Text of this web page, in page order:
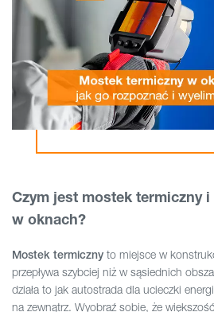
Czym jest mostek termiczny
w oknach?
Mostek termiczny to miejsce w
przepływa szybciej niż w sąsiednich
działa to jak autostrada dla ucieczki
na zewnątrz. Wyobraź sobie, że